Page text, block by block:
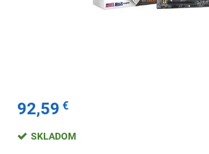
92,59 €
SKLADOM